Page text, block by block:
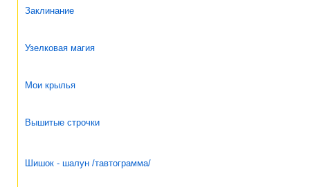
Заклинание
Узелковая магия
Мои крылья
Вышитые строчки
Шишок - шалун /тавтограмма/